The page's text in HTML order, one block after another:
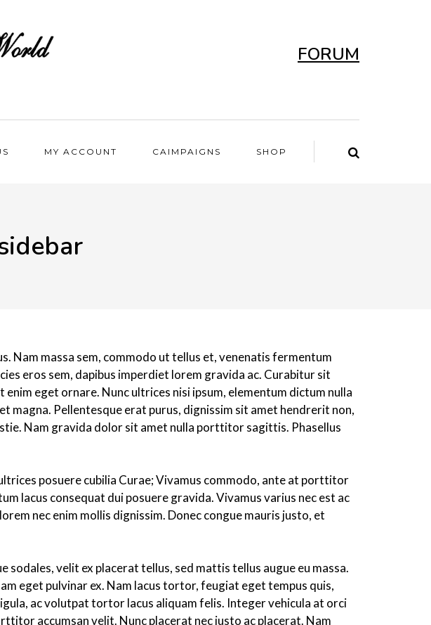
FORUM
MY ACCOUNT CAIMPAIGNS SHOP
Nam massa sem, commodo ut tellus et, venenatis fermentum
eros sem, dapibus imperdiet lorem gravida ac. Curabitur sit
eget ornare. Nunc ultrices nisi ipsum, elementum dictum nulla
magna. Pellentesque erat purus, dignissim sit amet hendrerit non,
Nam gravida dolor sit amet nulla porttitor sagittis. Phasellus
posuere cubilia Curae; Vivamus commodo, ante at porttitor
lacus consequat dui posuere gravida. Vivamus varius nec est ac
nec enim mollis dignissim. Donec congue mauris justo, et
velit ex placerat tellus, sed mattis tellus augue eu massa.
eget pulvinar ex. Nam lacus tortor, feugiat eget tempus quis,
ac volutpat tortor lacus aliquam felis. Integer vehicula at orci
accumsan velit. Nunc placerat nec justo ac placerat. Nam